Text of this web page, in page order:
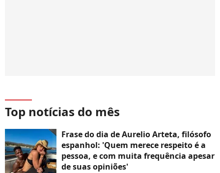
Top notícias do mês
Frase do dia de Aurelio Arteta, filósofo
espanhol: 'Quem merece respeito é a
pessoa, e com muita frequência apesar
de suas opiniões'